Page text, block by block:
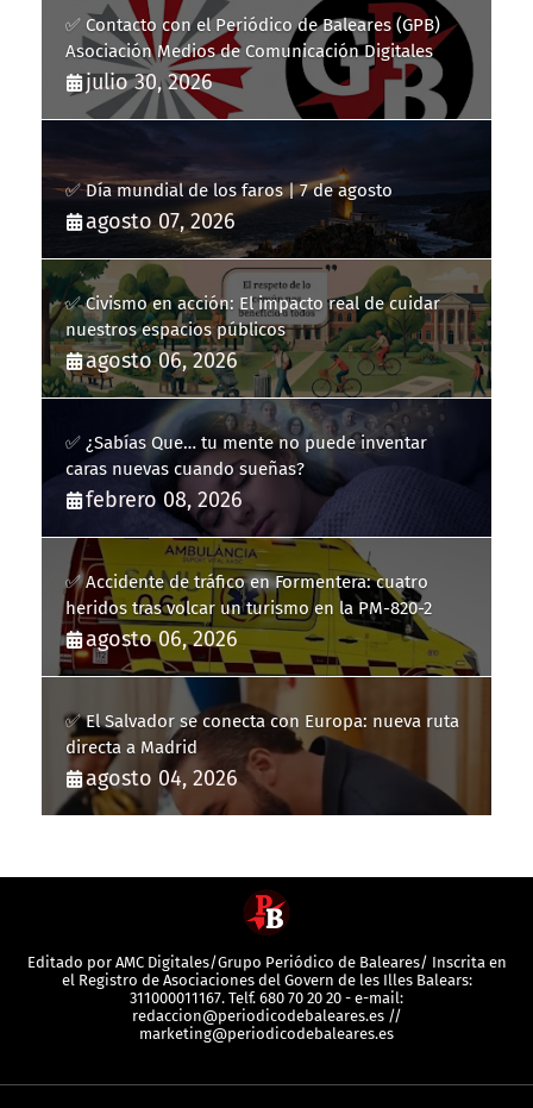
✅ Contacto con el Periódico de Baleares (GPB)
Asociación Medios de Comunicación Digitales
julio 30, 2026
✅ Día mundial de los faros | 7 de agosto
agosto 07, 2026
✅ Civismo en acción: El impacto real de cuidar
nuestros espacios públicos
agosto 06, 2026
✅ ¿Sabías Que… tu mente no puede inventar
caras nuevas cuando sueñas?
febrero 08, 2026
✅ Accidente de tráfico en Formentera: cuatro
heridos tras volcar un turismo en la PM-820-2
agosto 06, 2026
✅ El Salvador se conecta con Europa: nueva ruta
directa a Madrid
agosto 04, 2026
Editado por AMC Digitales/Grupo Periódico de Baleares/ Inscrita en
el Registro de Asociaciones del Govern de les Illes Balears:
311000011167. Telf. 680 70 20 20 - e-mail:
redaccion@periodicodebaleares.es //
marketing@periodicodebaleares.es